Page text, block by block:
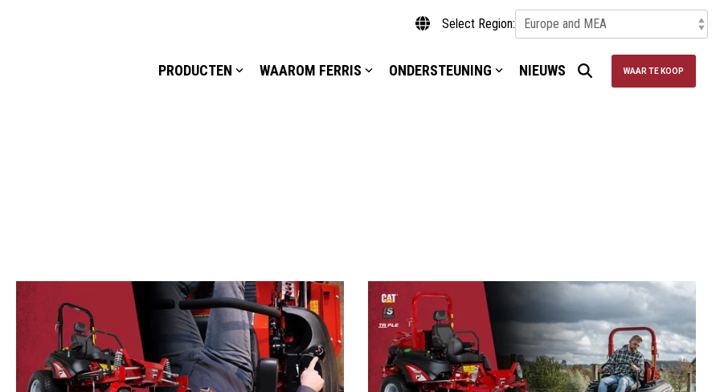
Select Region:
PRODUCTEN WAAROM FERRIS ONDERSTEUNING NIEUWS WAAR TE KOOP